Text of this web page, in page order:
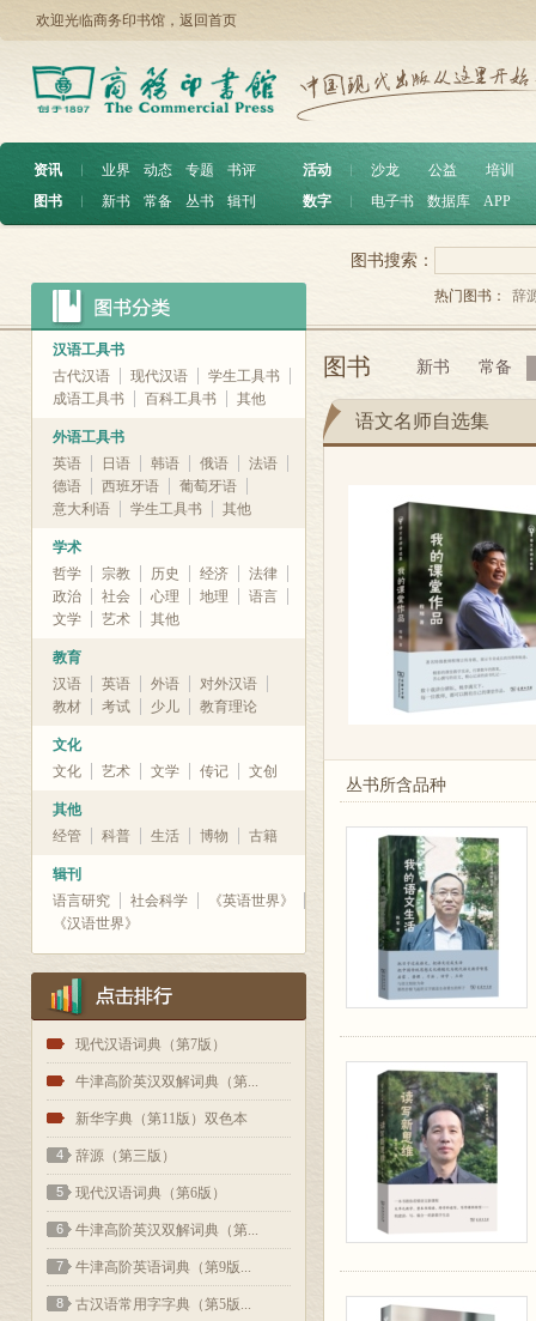
欢迎光临商务印书馆， 返回首页
资讯 ︱ 业界 动态 专题
书评
图书
︱ 新书 常备 丛书 辑刊
活动 沙龙 公益
培训
数字
电子书 数据库 APP
汉语工具书
古代汉语
现代汉语
学生工具书
成语工具书
百科工具书 其他
外语工具书
英语
日语 韩语 俄语
法语
德语
西班牙语
葡萄牙语
意大利语
学生工具书 其他
学术
哲学
宗教 历史 经济
法律
政治
社会 心理 地理
语言
文学
艺术 其他
教育
汉语
英语 外语
对外汉语
教材
考试 少儿 教育理论
文化
文化
艺术 文学 传记 文创
其他
经管
科普 生活 博物 古籍
辑刊
语言研究
社会科学
《英语世界》
《汉语世界》
1 现代汉语词典（第7版）
2 牛津高阶英汉双解词典（第...
3 新华字典（第11版）双色本
4 辞源（第三版）
5 现代汉语词典（第6版）
6 牛津高阶英汉双解词典（第...
7 牛津高阶英语词典（第9版...
8 古汉语常用字字典（第5版...
图书搜索：
热门图书： 辞
图书 新书 常备
语文名师自选集
丛书所含品种